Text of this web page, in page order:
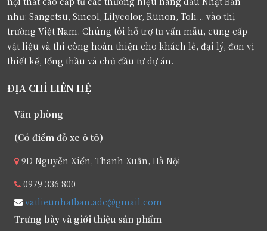
như: Sangetsu, Sincol, Lilycolor, Runon, Toli... vào thị
trường Việt Nam. Chúng tôi hỗ trợ tư vấn mẫu, cung cấp
vật liệu và thi công hoàn thiện cho khách lẻ, đại lý, đơn vị
thiết kế, tổng thầu và chủ đầu tư dự án.
ĐỊA CHỈ LIÊN HỆ
Văn phòng
(Có điểm đỗ xe ô tô)
9D Nguyễn Xiển, Thanh Xuân, Hà Nội
0979 336 800
vatlieunhatban.adc@gmail.com
Trưng bày và giới thiệu sản phẩm